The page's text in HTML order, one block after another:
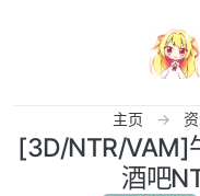
主页
[3D/NTR/VAM]
酒吧